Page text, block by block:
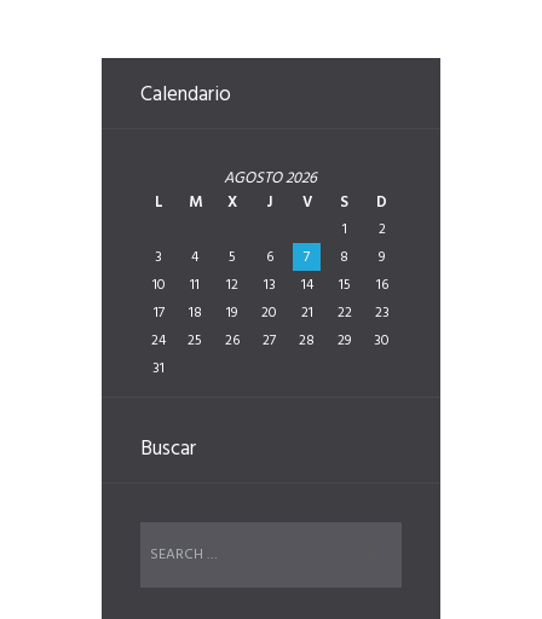
Calendario
AGOSTO2026
L
M X J V S D
1
2
3
4 5 6 7 8
9
10
11 12 13 14 15
16
17
18 19 20 21 22
23
24
25 26 27 28 29
30
31
Buscar